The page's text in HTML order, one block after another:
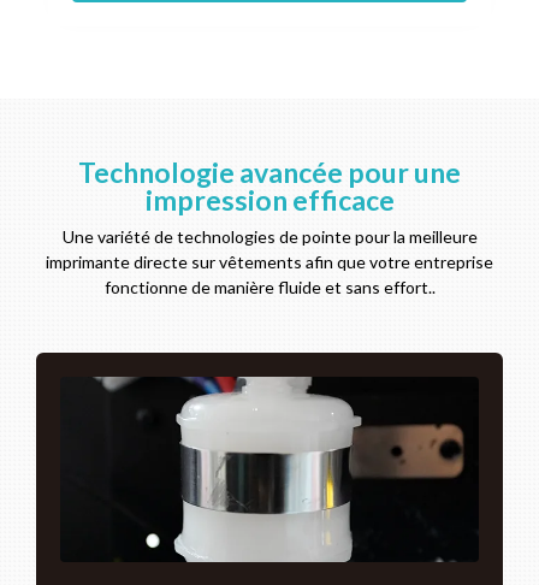
Technologie avancée pour une
impression efficace
Une variété de technologies de pointe pour la meilleure
imprimante directe sur vêtements afin que votre entreprise
fonctionne de manière fluide et sans effort..